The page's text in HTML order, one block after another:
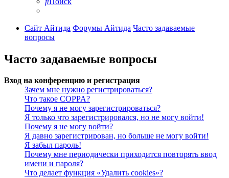
Сайт Айтида Форумы Айтида Часто задаваемые
вопросы
Часто задаваемые вопросы
Вход на конференцию и регистрация
Зачем мне нужно регистрироваться?
Что такое COPPA?
Почему я не могу зарегистрироваться?
Я только что зарегистрировался, но не могу войти!
Почему я не могу войти?
Я давно зарегистрирован, но больше не могу войти!
Я забыл пароль!
Почему мне периодически приходится повторять ввод
имени и пароля?
Что делает функция «Удалить cookies»?